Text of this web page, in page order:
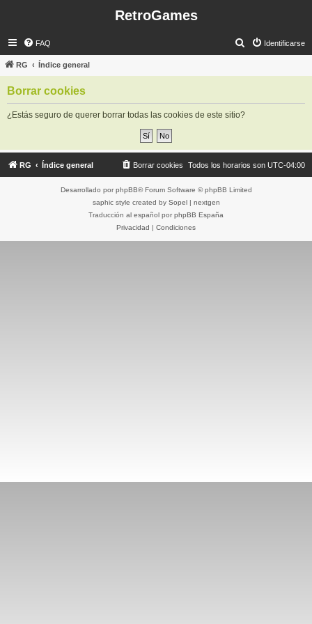
RetroGames
FAQ Identificarse
s
RG Índice general
Borrar cookies
¿Estás seguro de querer borrar todas las cookies de este sitio?
RG Índice general Todos los horarios son UTC-04:00
Borrar cookies
Desarrollado por phpBB® Forum Software © phpBB Limited
saphic style created by Sopel| nextgen
Traducción al español por phpBB España
Privacidad | Condiciones